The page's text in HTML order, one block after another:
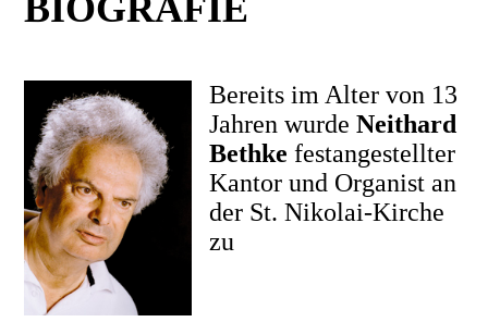
BIOGRAFIE
Bereits im Alter von 13
Jahren wurdeNeithard
Bethke festangestellter
Kantor und Organist an
der St. Nikolai-Kirche
zu